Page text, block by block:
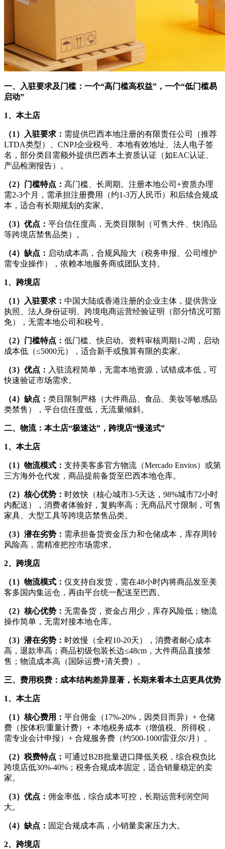
一、入驻要求及门槛：一个“高门槛高权益”，一个“低门槛易
启动”
1、本土店
（1）入驻要求： 需提供巴西本地注册的有限责任公司（推荐
LTDA类型）、CNPJ企业税号、本地有效地址、法人电子签
名，部分类目需额外提供巴西本土资质认证（如EAC认证、
产品检测报告）。
（2）门槛特点： 高门槛、长周期。注册本地公司+资质办理
需2-3个月，需承担注册费用（约1-3万人民币）和后续合规成
本，适合有长期规划的卖家。
（3）优点： 平台信任度高，无类目限制（可售大件、快消品
等跨境店禁售品类）。
（4）缺点： 启动成本高，合规风险大（税务申报、公司维护
需专业操作），依赖本地服务商或团队支持。
1、跨境店
（1）入驻要求： 中国大陆或香港注册的企业主体，提供营业
执照、法人身份证明、跨境电商运营经验证明（部分情况可豁
免），无需本地公司和税号。
（2）门槛特点： 低门槛、快启动。资料审核周期1-2周，启动
成本低（≤5000元），适合新手或预算有限的卖家。
（3）优点： 入驻流程简单，无需本地资源，试错成本低，可
快速验证市场需求。
（4）缺点： 类目限制严格（大件商品、食品、美妆等敏感品
类禁售），平台信任度低，无流量倾斜。
二、物流：本土店“极速达”，跨境店“慢递式”
1、本土店
（1）物流模式： 支持美客多官方物流（Mercado Envios）或第
三方海外仓代发，商品提前备货至巴西本地仓库。
（2）核心优势： 时效快（核心城市3-5天达，98%城市72小时
内配送），消费者体验好，复购率高；无商品尺寸限制，可售
家具、大型工具等跨境店禁售品类。
（3）潜在劣势： 需承担备货资金压力和仓储成本，库存周转
风险高，需精准把控市场需求。
2、跨境店
（1）物流模式： 仅支持自发货，需在48小时内将商品发至美
客多国内集运仓，再由平台统一配送至巴西。
（2）核心优势： 无需备货，资金占用少，库存风险低；物流
操作简单，无需对接本地仓库。
（3）潜在劣势： 时效慢（全程10-20天），消费者耐心成本
高，退款率高；商品初级包装长边≤48cm，大件商品直接禁
售；物流成本高（国际运费+清关费）。
三、费用税费：成本结构差异显著，长期来看本土店更具优势
1、本土店
（1）核心费用： 平台佣金（17%-20%，因类目而异）+ 仓储
费（按体积/重量计费）+ 本地税务成本（增值税、所得税，
需专业会计申报）+ 合规服务费（约500-1000雷亚尔/月）。
（2）税费特点： 可通过B2B批量进口降低关税，综合税负比
跨境店低30%-40%；税务合规成本固定，适合销量稳定的卖
家。
（3）优点： 佣金率低，综合成本可控，长期运营利润空间
大。
（4）缺点： 固定合规成本高，小销量卖家压力大。
2、跨境店